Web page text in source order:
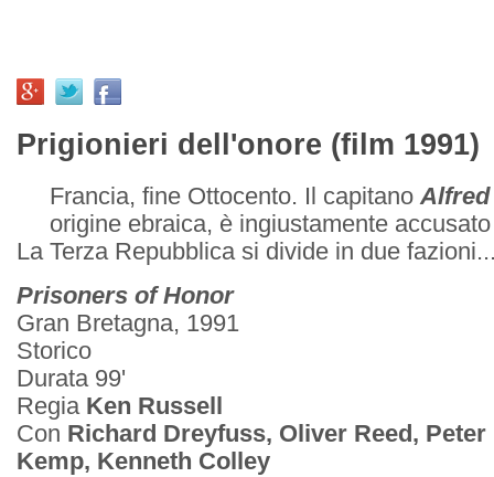
Prigionieri dell'onore (film 1991)
Francia, fine Ottocento. Il capitano
origine ebraica, è ingiustamente
La Terza Repubblica si divide in due
Prisoners of Honor
Gran Bretagna, 1991
Storico
Durata 99'
Regia Ken Russell
Con Richard Dreyfuss, Oliver Reed,
Kemp, Kenneth Colley